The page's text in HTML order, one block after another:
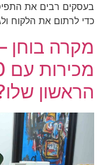
בעסקים רבים את
כדי לרתום את הלקוח
מקרה בוחן
הראשון